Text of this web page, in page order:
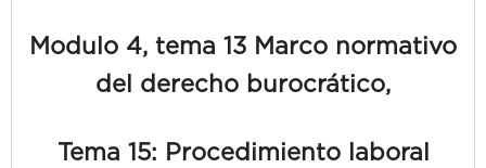
Modulo 4, tema 13 Marco normativo
del derecho burocrático,
Tema 15: Procedimiento laboral